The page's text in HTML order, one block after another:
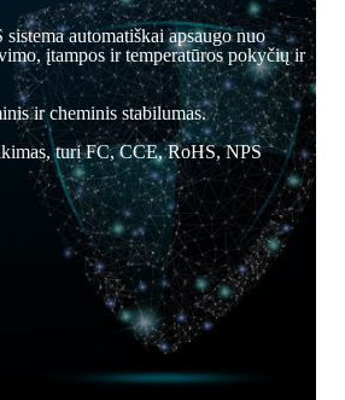
automatiškai apsaugo nuo
įtampos ir temperatūros pokyčių ir
ir cheminis stabilumas.
turi FC, CCE, RoHS, NPS